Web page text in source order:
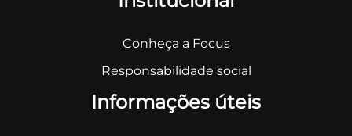
Conheça a Focus
Responsabilidade social
Informações úteis